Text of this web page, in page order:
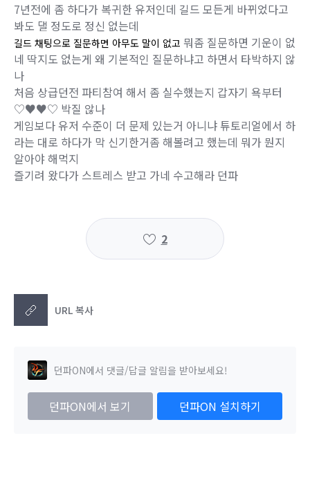
7년전에 좀 하다가 복귀한 유저인데 길드 모든게 바뀌었다고
봐도 댈 정도로 정신 없는데
길드 채팅으로 질문하면 아무도 말이 없고 뭐좀 질문하면 기운이 없
네 딱지도 없는게 왜 기본적인 질문하냐고 하면서 타박하지 않
나
처음 상급던전 파티참여 해서 좀 실수했는지 갑자기 욕부터
♡♥♥♡ 박질 않나
게임보다 유저 수준이 더 문제 있는거 아니냐 튜토리얼에서 하
라는 대로 하다가 막 신기한거좀 해볼려고 했는데 뭐가 뭔지
알아야 해먹지
즐기려 왔다가 스트레스 받고 가네 수고해라 던파
2
URL 복사
던파ON에서 댓글/답글 알림을 받아보세요!
던파ON에서 보기 던파ON 설치하기